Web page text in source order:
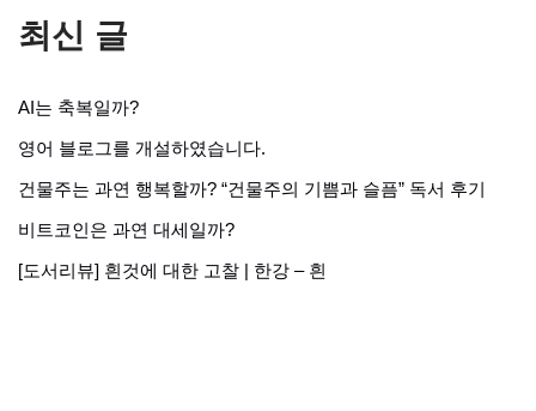
최신 글
AI는 축복일까?
영어 블로그를 개설하였습니다.
건물주는 과연 행복할까? “건물주의 기쁨과 슬픔” 독서 후기
비트코인은 과연 대세일까?
[도서리뷰] 흰것에 대한 고찰 | 한강 – 흰